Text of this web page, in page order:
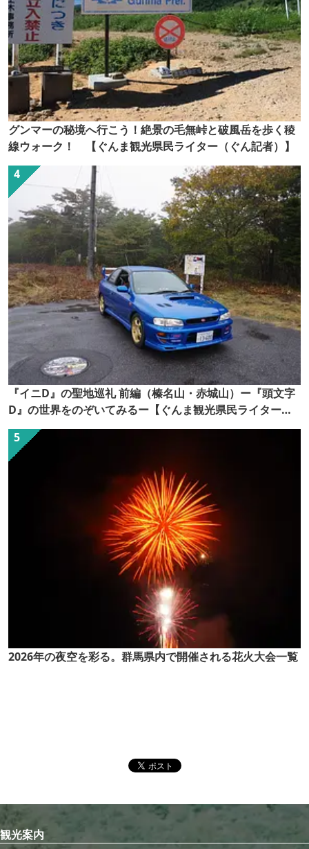
グンマーの秘境へ行こう！絶景の毛無峠と破風岳を歩く稜
線ウォーク！ 【ぐんま観光県民ライター（ぐん記者）】
『イニD』の聖地巡礼 前編（榛名山・赤城山）ー『頭文字
D』の世界をのぞいてみるー【ぐんま観光県民ライター
（ぐん記者）】
2026年の夜空を彩る。群馬県内で開催される花火大会一覧
観光案内